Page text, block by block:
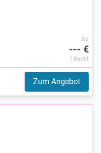
Ab
--- €
/ Nacht
Zum Angebot